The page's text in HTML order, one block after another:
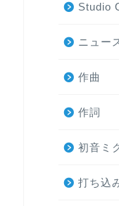
Studio
ニュー
作曲
作詞
初音ミ
打ち込